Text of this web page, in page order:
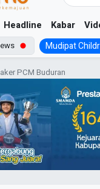
Headline Kabar
Mudipat
PCM Buduran